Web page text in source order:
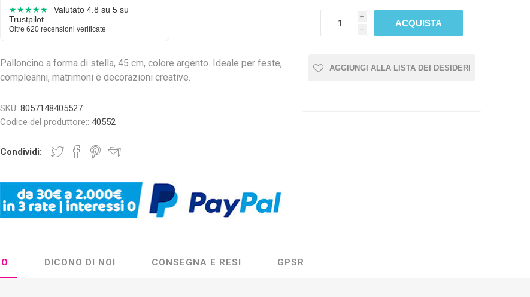
★★★★★
Valutato 4.8 su 5 su
Trustpilot
Oltre 620 recensioni verificate
Palloncino a forma di stella, 45 cm, colore argento. Ideale per feste,
compleanni, matrimoni e decorazioni creative.
SKU: 8057148405527
Codice del produttore:: 40552
Condividi:
i
h
AGGIUNGI ALLA LISTA DEI DESIDERI
DICONO DI NOI CONSEGNA E RESI GPSR